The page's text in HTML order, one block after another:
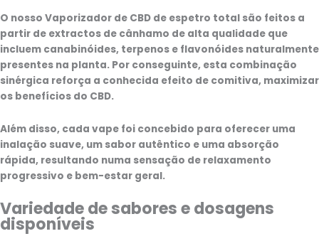
O nosso Vaporizador de CBD de espetro total são feitos a
partir de extractos de cânhamo de alta qualidade que
incluem canabinóides, terpenos e flavonóides naturalmente
presentes na planta. Por conseguinte, esta combinação
sinérgica reforça a conhecida efeito de comitiva, maximizar
os benefícios do CBD.
Além disso, cada vape foi concebido para oferecer uma
inalação suave, um sabor autêntico e uma absorção
rápida, resultando numa sensação de relaxamento
progressivo e bem-estar geral.
Variedade de sabores e dosagens
disponíveis